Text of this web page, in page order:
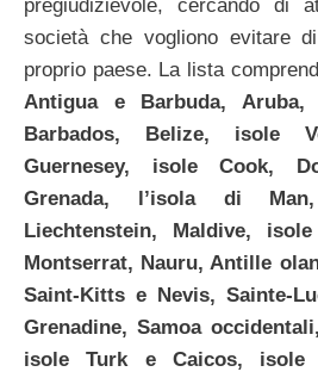
pregiudizievole, cercando di
società che vogliono evitare
proprio paese. La lista
Antigua e Barbuda, Aruba,
Barbados, Belize, isole
Guernesey, isole Cook,
Grenada, l’isola di
Liechtenstein, Maldive,
Montserrat, Nauru, Antille
Saint-Kitts e Nevis, Sainte-
Grenadine, Samoa
isole Turk e Caicos, isole